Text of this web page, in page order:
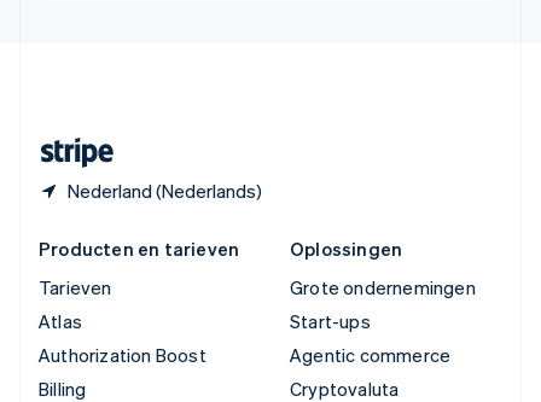
Nederland (Nederlands)
Producten en tarieven
Tarieven
Atlas
Authorization Boost
Billing
Oplossingen
Grote ondernemingen
Start-ups
Agentic commerce
Cryptovaluta